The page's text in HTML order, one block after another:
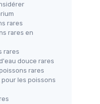
rares
rares en
rares
douce rares
rares
les poissons